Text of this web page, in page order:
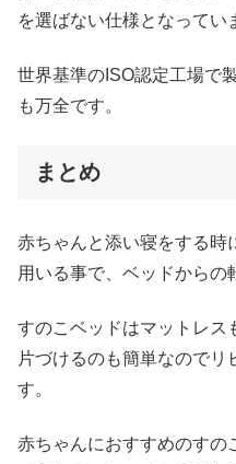
を選ばない仕様となってい
世界基準のISO認定工場で
も万全です。
まとめ
赤ちゃんと添い寝をする時
用いる事で、ベッドからの
すのこベッドはマットレス
片づけるのも簡単なのでリ
す。
赤ちゃんにおすすめのすの